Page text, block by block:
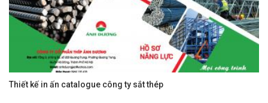
Thiết kế in ấn catalogue công ty sắt thép